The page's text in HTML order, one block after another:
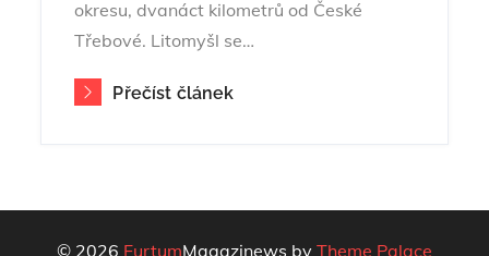
okresu, dvanáct kilometrů od České
Třebové. Litomyšl se…
Přečíst článek
© 2026 FurtumMagazinews by Theme Palace